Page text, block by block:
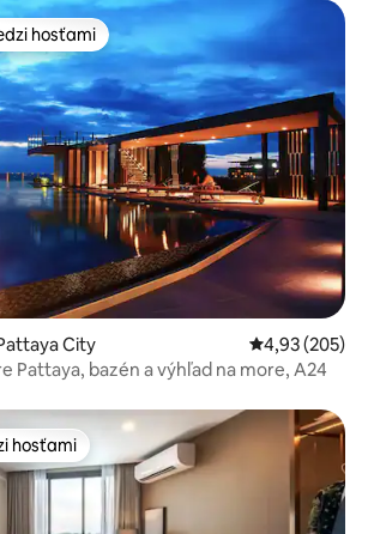
medzi hosťami
hosťami
City Priemerné
4,93 (205)
Pattaya, bazén a výhľad na more, A24
hosťami
hosťami